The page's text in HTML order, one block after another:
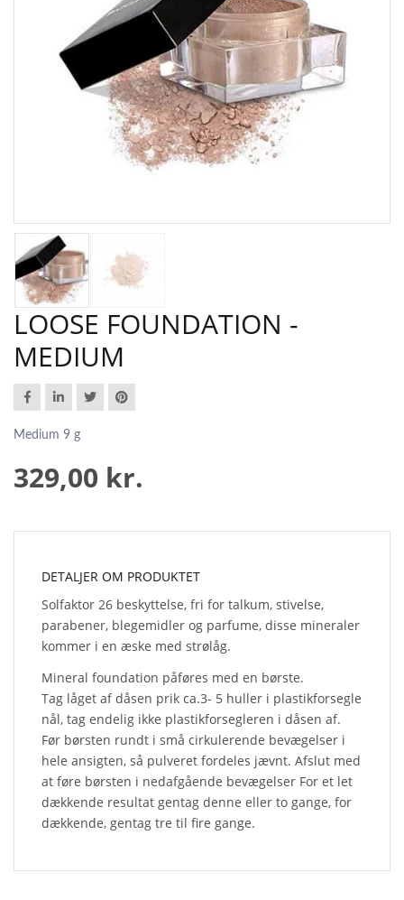
LOOSE FOUNDATION -
MEDIUM
Medium 9 g
329,00 kr.
DETALJER OM PRODUKTET
Solfaktor 26 beskyttelse, fri for talkum, stivelse,
parabener, blegemidler og parfume, disse mineraler
kommer i en æske med strølåg.
Mineral foundation påføres med en børste.
Tag låget af dåsen prik ca.3- 5 huller i plastikforsegle
nål, tag endelig ikke plastikforsegleren i dåsen af.
Før børsten rundt i små cirkulerende bevægelser i
hele ansigten, så pulveret fordeles jævnt. Afslut med
at føre børsten i nedafgående bevægelser For et let
dækkende resultat gentag denne eller to gange, for
dækkende, gentag tre til fire gange.